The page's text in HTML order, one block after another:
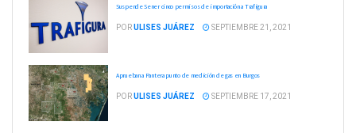
Suspende Sener cinco permisos de importación a Trafigura
PORULISES JUÁREZ SEPTIEMBRE 21, 2021
Aprueban a Pantera punto de medición de gas en Burgos
PORULISES JUÁREZ SEPTIEMBRE 17, 2021